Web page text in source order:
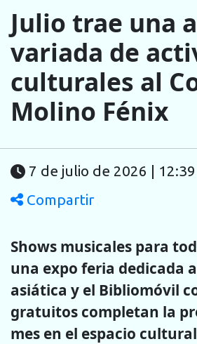
Julio trae una
variada de
culturales al
Molino Fénix
7 de julio de 2026 | 12:39
Compartir
Shows musicales para
una expo feria dedicada
asiática y el Bibliomóvil
gratuitos completan la
mes en el espacio